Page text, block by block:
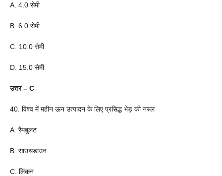
A. 4.0 सेमी
B. 6.0 सेमी
C. 10.0 सेमी
D. 15.0 सेमी
उत्तर – C
40. विश्व में महीन ऊन उत्पादन के लिए प्रसिद्ध भेड़ की नस्ल
A. रैमबुलट
B. साउथडाउन
C. लिंकन